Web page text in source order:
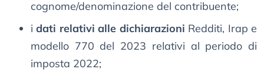
cognome/denominazione del contribuente;
idati relativi alle dichiarazioni Redditi, Irap e
modello 770 del 2023 relativi al periodo di
imposta 2022;